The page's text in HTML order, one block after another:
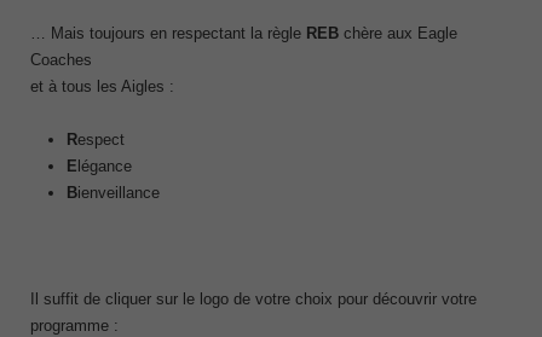
… Mais toujours en respectant la règle REB chère aux Eagle
Coaches
et à tous les Aigles :
Respect
E légance
Bienveillance
Il suffit de cliquer sur le logo de votre choix pour découvrir votre
programme :